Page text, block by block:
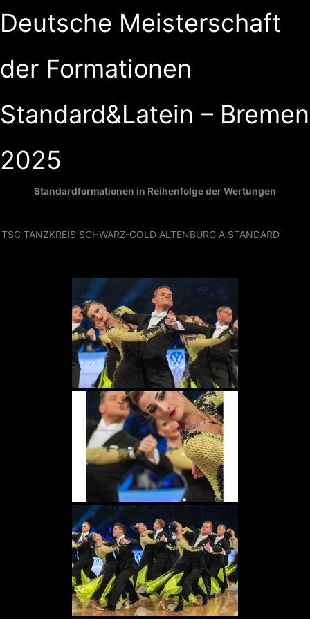
Inhalt
Deutsche Meisterschaft
der Formationen
Standard&Latein – Bremen
2025
Standardformationen in Reihenfolge der Wertungen
TSC TANZKREIS SCHWARZ-GOLD ALTENBURG A STANDARD